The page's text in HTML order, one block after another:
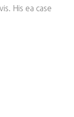
His ea case